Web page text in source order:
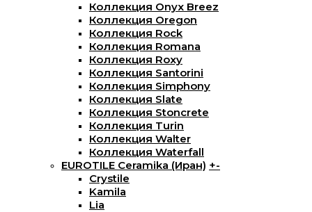
Коллекция Onyx Breez
Коллекция Oregon
Коллекция Rock
Коллекция Romana
Коллекция Roxy
Коллекция Santorini
Коллекция Simphony
Коллекция Slate
Коллекция Stoncrete
Коллекция Turin
Коллекция Walter
Коллекция Waterfall
EUROTILE Ceramika (Иран) +-
Crystile
Kamila
Lia